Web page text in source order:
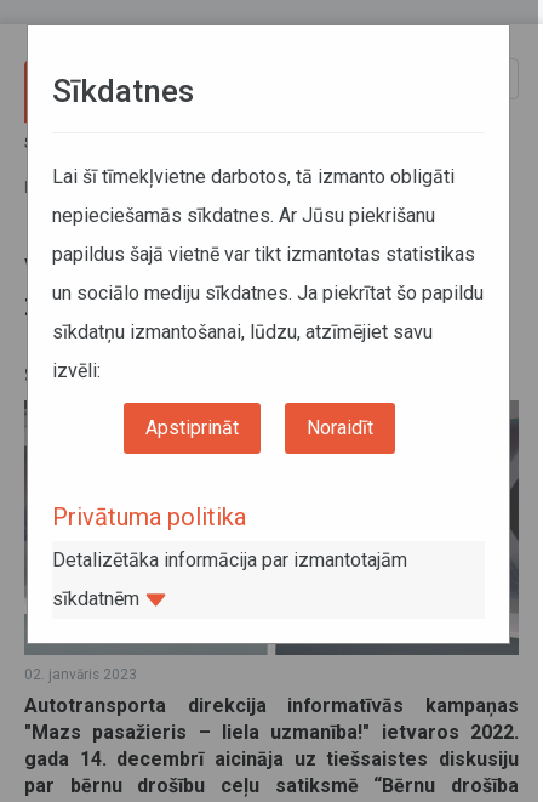
Sākums
pievērst uzmanību uz ceļa un sabiedriskajā transportā?"
VIDEO / Diskusija "Bērnu drošība
ziemas tumšajā laikā – kam
pievērst uzmanību uz ceļa un
sabiedriskajā transportā?"
02. janvāris 2023
Autotransporta direkcija informatīvās kampaņas
"Mazs pasažieris – liela uzmanība!" ietvaros 2022.
gada 14. decembrī aicināja uz tiešsaistes diskusiju
par bērnu drošību ceļu satiksmē “Bērnu drošība
Sīkdatnes
Lai šī tīmekļvietne darbotos, tā izmanto obligāti
nepieciešamās sīkdatnes. Ar Jūsu piekrišanu
papildus šajā vietnē var tikt izmantotas statistikas
un sociālo mediju sīkdatnes. Ja piekrītat šo papildu
sīkdatņu izmantošanai, lūdzu, atzīmējiet savu
izvēli:
Apstiprināt Noraidīt
Privātuma politika
Detalizētāka informācija par izmantotajām
sīkdatnēm